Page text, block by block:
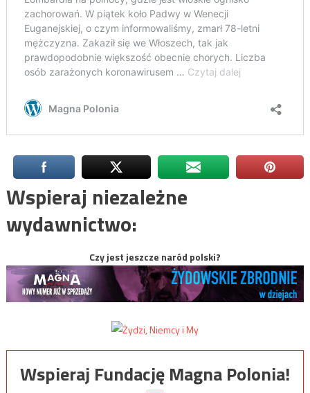
Wspieraj niezależne
wydawnictwo:
Czy jest jeszcze naród polski?
Wspieraj Fundację Magna Polonia!